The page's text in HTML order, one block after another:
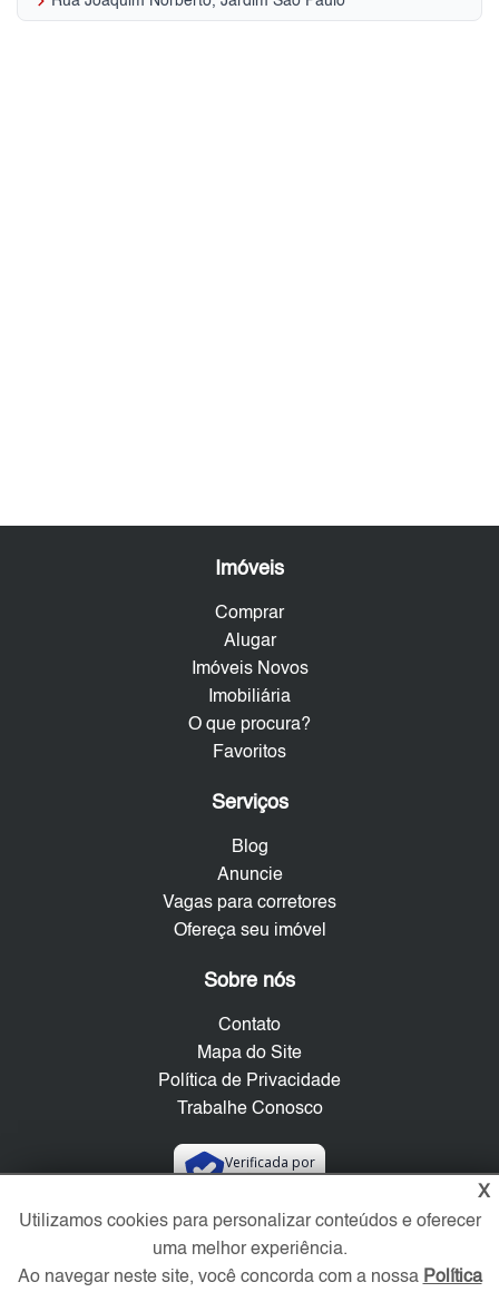
Imóveis
Comprar
Alugar
Imóveis Novos
Imobiliária
O que procura?
Favoritos
Serviços
Blog
Anuncie
Vagas para corretores
Ofereça seu imóvel
Sobre nós
Contato
Mapa do Site
Política de Privacidade
Trabalhe Conosco
Verificada por
Redes Sociais
X
Utilizamos cookies para personalizar conteúdos e oferecer
uma melhor experiência.
Ao navegar neste site, você concorda com a nossa Política